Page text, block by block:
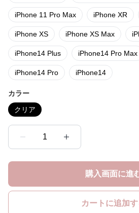
iPhone 11 Pro Max iPhone XR
iPhone XS iPhone XS Max
iPhone14 Plus iPhone14 Pro Max
iPhone14 Pro iPhone14
カラー
クリア
1
購入画面に進
カートに追加